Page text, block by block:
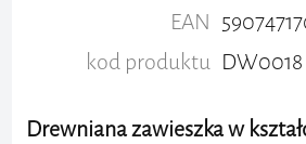
EAN
kod produktu DW0018
Drewniana zawieszka w